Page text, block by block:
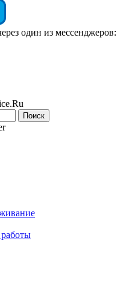
один из мессенджеров: